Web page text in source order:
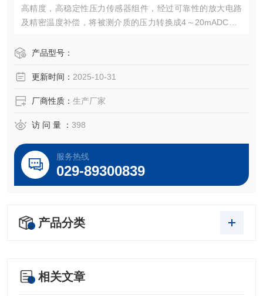
高精度，高稳定性压力传感器组件，经过可靠性的放大电路
及精密温度补偿，将被测介质的压力转换成4～20mADC、0
感器、封装技术以及*的装配工艺确保了该产品的优异质量和
产品型号：
更新时间： 2025-10-31
厂商性质： 生产厂家
访 问 量 ： 398
服务热线
029-89300839
产品分类
相关文章